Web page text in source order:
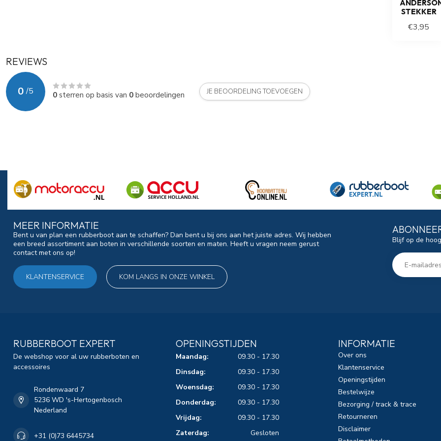
STEKKER
€3,95
REVIEWS
0 /5 0sterren op basis van 0beoordelingen JE BEOORDELING TOEVOEGEN
MEER INFORMATIE
Bent u van plan een rubberboot aan te schaffen? Dan bent u bij ons aan het juiste adres. Wij hebben
een breed assortiment aan boten in verschillende soorten en maten. Heeft u vragen neem gerust
contact met ons op!
KLANTENSERVICE KOM LANGS IN ONZE WINKEL
Blijf op de
RUBBERBOOT EXPERT
De webshop voor al uw rubberboten en
accessoires
Rondenwaard 7
5236 WD 's-Hertogenbosch
Nederland
+31 (0)73 6445734
OPENINGSTIJDEN
Maandag:
09.30 - 17.30
Dinsdag:
09.30 - 17.30
Woensdag:
09.30 - 17.30
Donderdag:
09.30 - 17.30
Vrijdag:
09.30 - 17.30
Zaterdag:
Gesloten
INFORMATIE
Over ons
Klantenservice
Openingstijden
Bestelwijze
Bezorging / track & trace
Retourneren
Disclaimer